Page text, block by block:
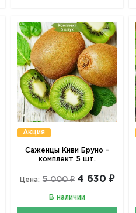
Акция
Саженцы Киви Бруно -
комплект 5 шт.
Цена: 5 000 ₽ 4 630 ₽
В наличии